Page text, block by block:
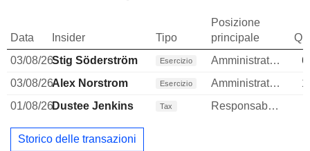
Data Insider Tipo
Posizione
principale
03/08/26Stig Söderström Esercizio Amministratore delegato
03/08/26Alex Norstrom Esercizio Amministratore delegato
01/08/26Dustee Jenkins Tax Responsabile della comunicazione
Storico delle transazioni